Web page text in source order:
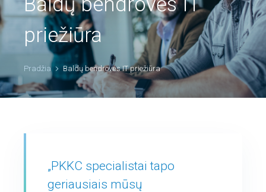
priežiūra
Pradžia Baldų bendrovės IT priežiūra
„PKKC specialistai tapo
geriausiais mūsų